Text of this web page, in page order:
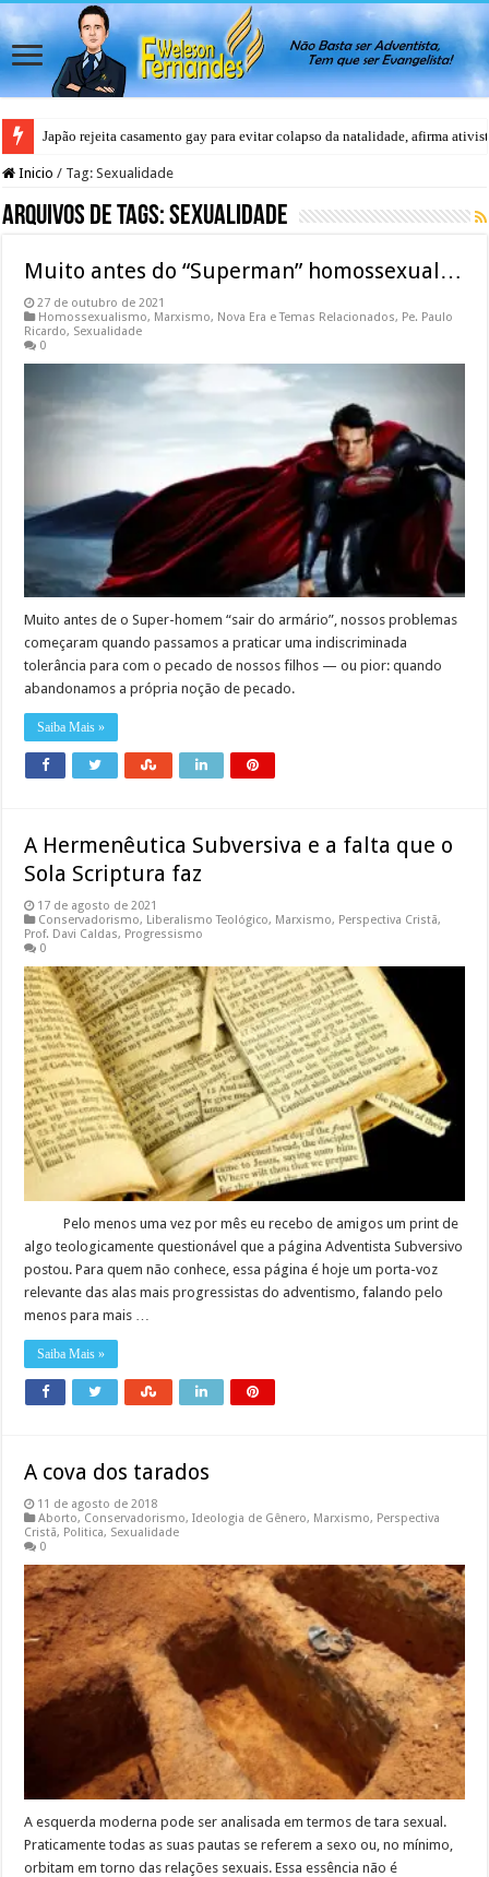
Japão rejeita casamento gay para evitar colapso da natalidade, afirma
Inicio / Tag:Sexualidade
Arquivos de Tags:Sexualidade
Muito antes do “Superman” homossexual…
27 de outubro de 2021
Homossexualismo, Marxismo, Nova Era e Temas Relacionados, Pe. Paulo
Ricardo, Sexualidade
0
Muito antes de o Super-homem “sair do armário”, nossos problemas
começaram quando passamos a praticar uma indiscriminada
tolerância para com o pecado de nossos filhos — ou pior: quando
abandonamos a própria noção de pecado.
Saiba Mais »
A Hermenêutica Subversiva e a falta que o
Sola Scriptura faz
17 de agosto de 2021
Conservadorismo, Liberalismo Teológico, Marxismo, Perspectiva Cristã,
Prof. Davi Caldas, Progressismo
0
Pelo menos uma vez por mês eu recebo de amigos um print de
algo teologicamente questionável que a página Adventista Subversivo
postou. Para quem não conhece, essa página é hoje um porta-voz
relevante das alas mais progressistas do adventismo, falando pelo
menos para mais …
Saiba Mais »
A cova dos tarados
11 de agosto de 2018
Aborto, Conservadorismo,Ideologia de Gênero, Marxismo, Perspectiva
Cristã, Politica, Sexualidade
0
A esquerda moderna pode ser analisada em termos de tara sexual.
Praticamente todas as suas pautas se referem a sexo ou, no mínimo,
orbitam em torno das relações sexuais. Essa essência não é